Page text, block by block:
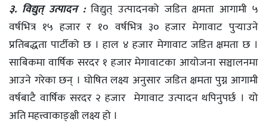
३. विद्युत् उत्पादन :विद्युत् उत्पादनको जडित क्षमता आगामी ५
वर्षभित्र १५ हजार र १० वर्षभित्र ३० हजार मेगावाट पुर्‍याउने
प्रतिबद्धता पार्टीको छ । हाल ४ हजार मेगावाट जडित क्षमता छ ।
साबिकमा वार्षिक सरदर १ हजार मेगावाटका आयोजना सञ्चालनमा
आउने गरेका छन् । घोषित लक्ष्य अनुसार जडित क्षमता पुग्न आगामी
वर्षबाटै वार्षिक सरदर २ हजार मेगावाट उत्पादन थपिनुपर्छ । यो
अति महत्त्वाकाङ्क्षी लक्ष्य हो ।